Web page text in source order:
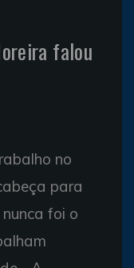
falou
no
para
foi o